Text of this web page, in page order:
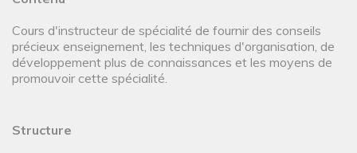
Cours d'instructeur de spécialité de fournir des conseils
précieux enseignement, les techniques d'organisation, de
développement plus de connaissances et les moyens de
promouvoir cette spécialité.
Structure